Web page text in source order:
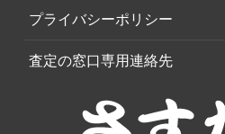
プライバシーポリシー
査定の窓口専用連絡先